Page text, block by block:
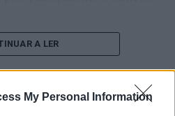
My Personal Information
plataformas digitais também
Na sua visão,
A LER